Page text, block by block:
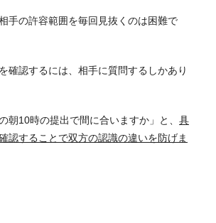
手の許容範囲を毎回見抜くのは困難で
確認するには、相手に質問するしかあり
朝10時の提出で間に合いますか」と、 具
認することで双方の認識の違いを防げま